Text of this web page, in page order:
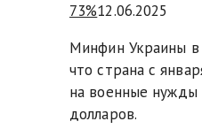
73%12.06.2025
Минфин Украины
что страна с
на военные нужды
долларов.